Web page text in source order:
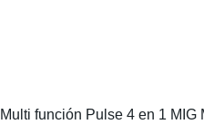
Multi función Pulse 4 en 1